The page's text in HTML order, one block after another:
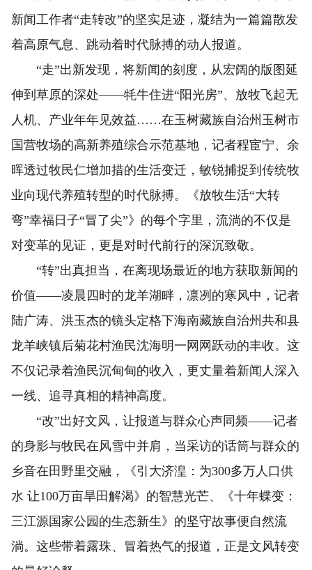
新闻工作者“走转改”的坚实足迹，凝结为一篇篇散发
着高原气息、跳动着时代脉搏的动人报道。
“走”出新发现，将新闻的刻度，从宏阔的版图延
伸到草原的深处——牦牛住进“阳光房”、放牧飞起无
人机、产业年年见效益……在玉树藏族自治州玉树市
国营牧场的高新养殖综合示范基地，记者程宦宁、余
晖透过牧民仁增加措的生活变迁，敏锐捕捉到传统牧
业向现代养殖转型的时代脉搏。《放牧生活“大转
弯”幸福日子“冒了尖”》的每个字里，流淌的不仅是
对变革的见证，更是对时代前行的深沉致敬。
“转”出真担当，在离现场最近的地方获取新闻的
价值——凌晨四时的龙羊湖畔，凛冽的寒风中，记者
陆广涛、洪玉杰的镜头定格下海南藏族自治州共和县
龙羊峡镇后菊花村渔民沈海明一网网跃动的丰收。这
不仅记录着渔民沉甸甸的收入，更丈量着新闻人深入
一线、追寻真相的精神高度。
“改”出好文风，让报道与群众心声同频——记者
的身影与牧民在风雪中并肩，当采访的话筒与群众的
乡音在田野里交融，《引大济湟：为300多万人口供
水 让100万亩旱田解渴》的智慧光芒、《十年蝶变：
三江源国家公园的生态新生》的坚守故事便自然流
淌。这些带着露珠、冒着热气的报道，正是文风转变